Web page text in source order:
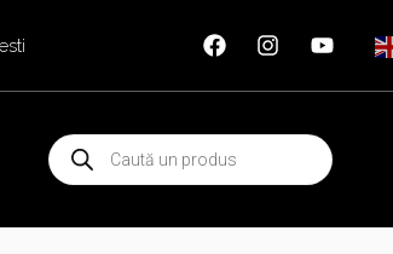
Products
search